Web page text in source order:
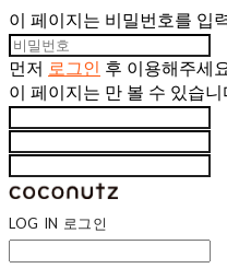
이 페이지는 비밀번호를 입
먼저 로그인 후 이용해주세
이 페이지는 만 볼 수 있습니
LOG IN 로그인